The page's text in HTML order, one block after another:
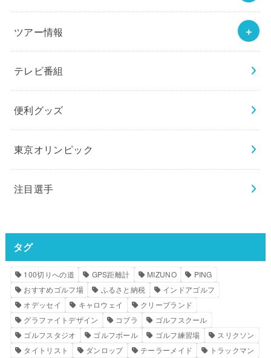
ツアー情報
テレビ番組
便利グッズ
東京オリンピック
注目選手
タグ
100切りへの道 GPS距離計 MIZUNO
PING
おすすめゴルフ場
ふるさと納税
インドアゴルフ
オデッセイ
キャロウェイ
クリーブランド
グラファイトデザイン
コブラ
ゴルフスクール
ゴルフスタジオ
ゴルフボール ゴルフ練習場
スリクソン
タイトリスト
ダンロップ テーラーメイド トラックマン